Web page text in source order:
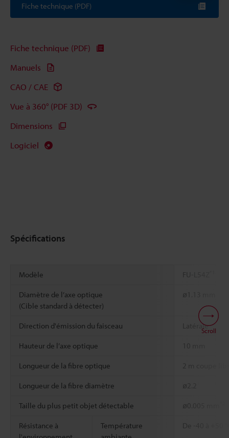
Fiche technique (PDF)
Fiche technique (PDF)
Manuels
CAO / CAE
Vue à 360° (PDF 3D)
Dimensions
Logiciel
Spécifications
Modèle FU-L54Z
Diamètre de l’axe optique
(Cible standard à détecter)
ø1.13 mm
Direction d'émission du faisceau Latérale
Hauteur de l’axe optique
Longueur de la fibre optique 2 m coupe
Longueur de la fibre diamètre ø2.2
Taille du plus petit objet détectable ø0.005 mm
Résistance à
Température
De -40 à +50
Scroll